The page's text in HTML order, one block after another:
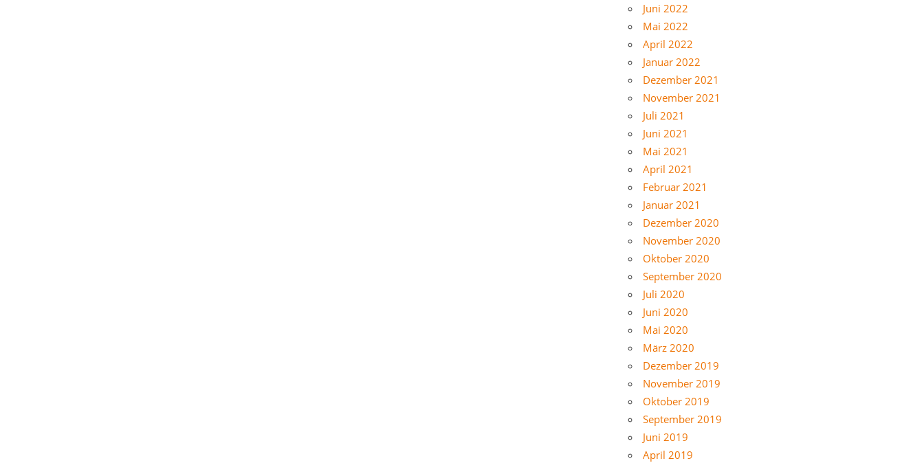
Juni 2022
Mai 2022
April 2022
Januar 2022
Dezember 2021
November 2021
Juli 2021
Juni 2021
Mai 2021
April 2021
Februar 2021
Januar 2021
Dezember 2020
November 2020
Oktober 2020
September 2020
Juli 2020
Juni 2020
Mai 2020
März 2020
Dezember 2019
November 2019
Oktober 2019
September 2019
Juni 2019
April 2019